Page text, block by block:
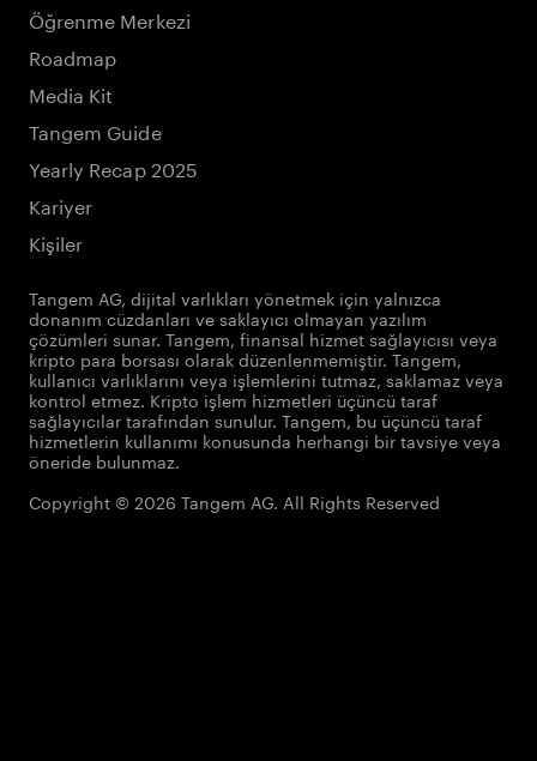
Öğrenme Merkezi
Roadmap
Media Kit
Tangem Guide
Yearly Recap 2025
Kariyer
Kişiler
Tangem AG, dijital varlıkları yönetmek için yalnızca
donanım cüzdanları ve saklayıcı olmayan yazılım
çözümleri sunar. Tangem, finansal hizmet sağlayıcısı veya
kripto para borsası olarak düzenlenmemiştir. Tangem,
kullanıcı varlıklarını veya işlemlerini tutmaz, saklamaz veya
kontrol etmez. Kripto işlem hizmetleri üçüncü taraf
sağlayıcılar tarafından sunulur. Tangem, bu üçüncü taraf
hizmetlerin kullanımı konusunda herhangi bir tavsiye veya
öneride bulunmaz.